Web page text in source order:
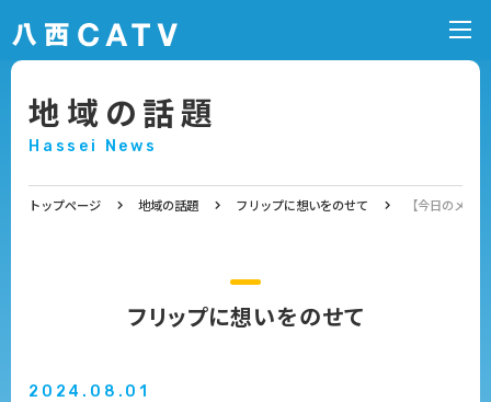
地域の話題
Hassei News
トップページ 地域の話題 フリップに想いをのせて 【今日のメッ
フリップに想いをのせて
2024.08.01